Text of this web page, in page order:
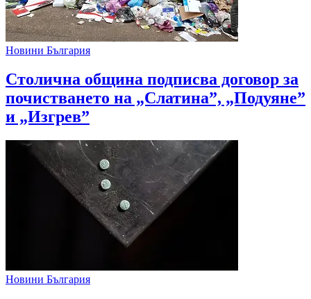
Новини България
Столична община подписва договор за
почистването на „Слатина”, „Подуяне”
и „Изгрев”
Новини България